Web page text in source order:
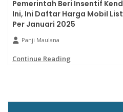
Pemerintah Beri Insentif
Ini, Ini Daftar Harga Mobil
Per Januari 2025
Panji Maulana
Continue Reading